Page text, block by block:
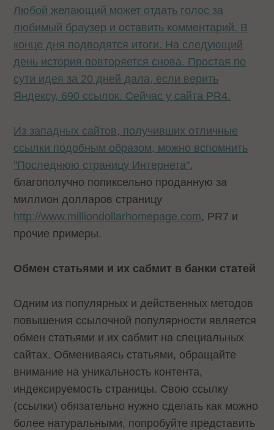
Любой желающий может отдать голос за
любимый браузер и оставить комментарий. В
конце дня подводятся итоги. На следующий
день история повторяется снова. Простая по
сути идея за 20 дней дала, если верить
Яндексу, 690 ссылок. Сейчас у сайта PR4.
Из западных сайтов, получивших отличные
ссылки подобным образом, можно вспомнить
"Последнюю страницу Интернета",
благополучно попиксельно проданную за
миллион долларов страницу
http://www.milliondollarhomepage.com, PR7 и
прочие примеры.
Обмен статьями и их сабмит в банки статей
Одним из популярных и действенных методов
повышения ссылочной популярности является
обмен статьями и их сабмит на специальных
сайтах. Обмениваясь статьями, обращайте
внимание на уникальность контента,
индексируемость страницы. Свою ссылку
(ссылки) обязательно нужно сделать как можно
более натуральными, попробуйте представить